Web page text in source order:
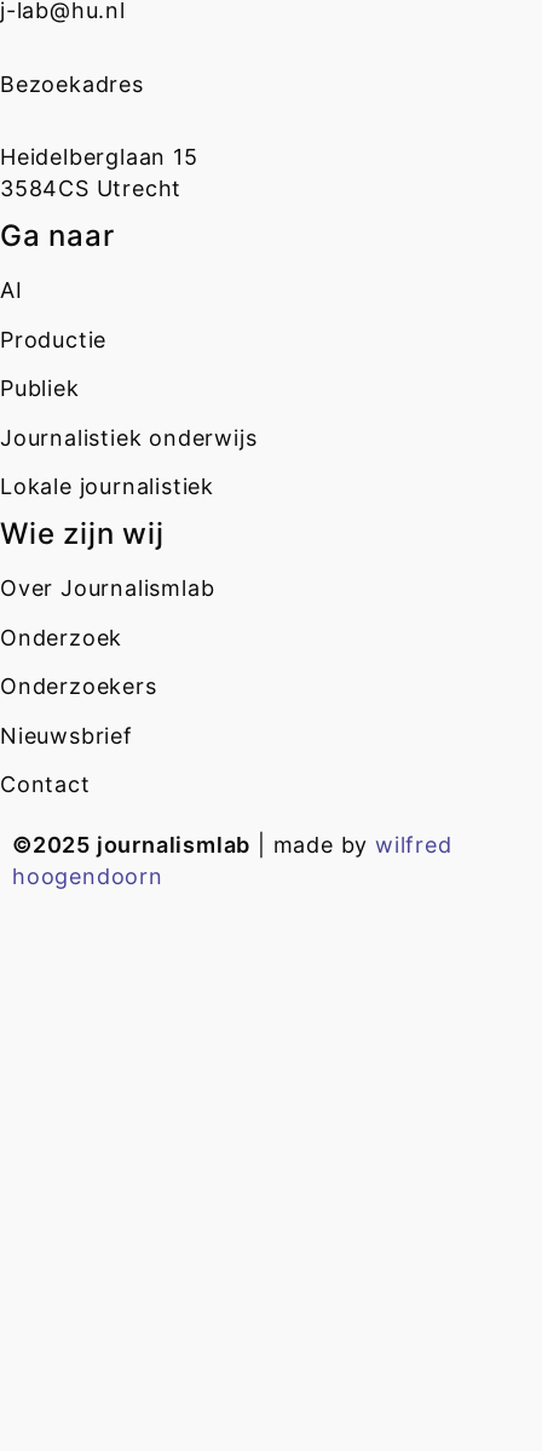
j-lab@hu.nl
Bezoekadres
Heidelberglaan 15
3584CS Utrecht
Ga naar
AI
Productie
Publiek
Journalistiek onderwijs
Lokale journalistiek
Wie zijn wij
Over Journalismlab
Onderzoek
Onderzoekers
Nieuwsbrief
Contact
©2025 journalismlab | made bywilfred
hoogendoorn